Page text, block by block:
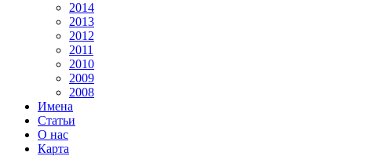
2014
2013
2012
2011
2010
2009
2008
Имена
Статьи
О нас
Карта